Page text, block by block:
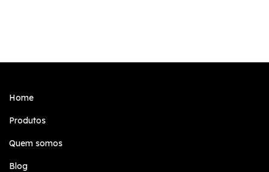
Home
Produtos
Quem somos
Blog